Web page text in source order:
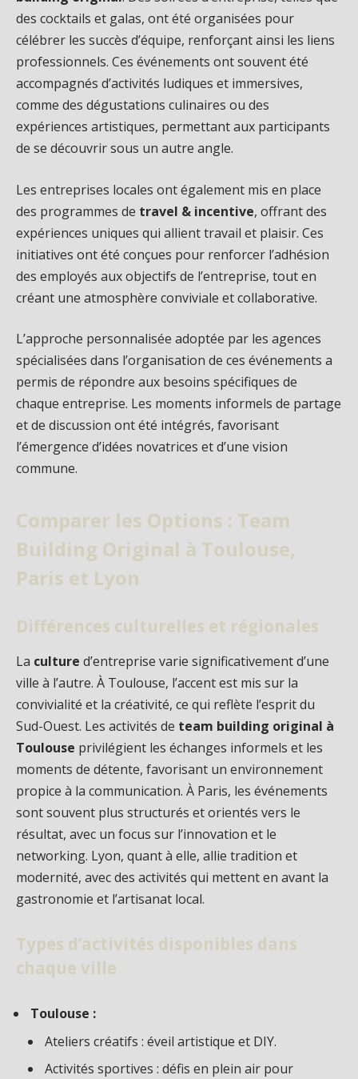
des cocktails et galas, ont été organisées pour
célébrer les succès d’équipe, renforçant ainsi les liens
professionnels. Ces événements ont souvent été
accompagnés d’activités ludiques et immersives,
comme des dégustations culinaires ou des
expériences artistiques, permettant aux participants
de se découvrir sous un autre angle.
Les entreprises locales ont également mis en place
des programmes de travel & incentive, offrant des
expériences uniques qui allient travail et plaisir. Ces
initiatives ont été conçues pour renforcer l’adhésion
des employés aux objectifs de l’entreprise, tout en
créant une atmosphère conviviale et collaborative.
L’approche personnalisée adoptée par les agences
spécialisées dans l’organisation de ces événements a
permis de répondre aux besoins spécifiques de
chaque entreprise. Les moments informels de partage
et de discussion ont été intégrés, favorisant
l’émergence d’idées novatrices et d’une vision
commune.
Comparer les Options : Team
Building Original à Toulouse,
Paris et Lyon
Différences culturelles et régionales
La culture d’entreprise varie significativement d’une
ville à l’autre. À Toulouse, l’accent est mis sur la
convivialité et la créativité, ce qui reflète l’esprit du
Sud-Ouest. Les activités de team building original à
Toulouse privilégient les échanges informels et les
moments de détente, favorisant un environnement
propice à la communication. À Paris, les événements
sont souvent plus structurés et orientés vers le
résultat, avec un focus sur l’innovation et le
networking. Lyon, quant à elle, allie tradition et
modernité, avec des activités qui mettent en avant la
gastronomie et l’artisanat local.
Types d’activités disponibles dans
chaque ville
Toulouse :
Ateliers créatifs : éveil artistique et DIY.
Activités sportives : défis en plein air pour